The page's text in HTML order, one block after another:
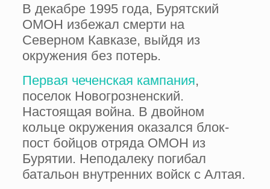
В декабре 1995 года, Бурятский
ОМОН избежал смерти на
Северном Кавказе, выйдя из
окружения без потерь.
Первая чеченская кампания,
поселок Ново­грозненский.
Настоящая война. В двойном
кольце окружения оказался блок-
пост бойцов отряда ОМОН из
Бурятии. Неподалеку погибал
батальон внутренних войск с Алтая.